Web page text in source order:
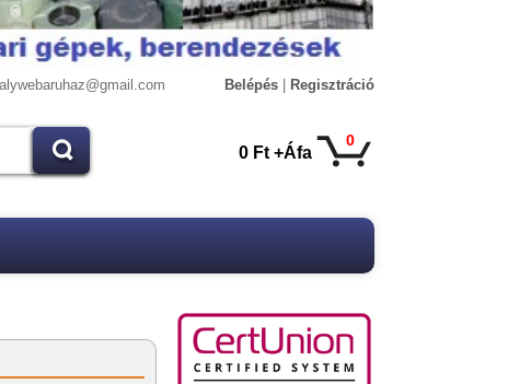
Belépés Regisztráció
0
0 Ft +Áfa